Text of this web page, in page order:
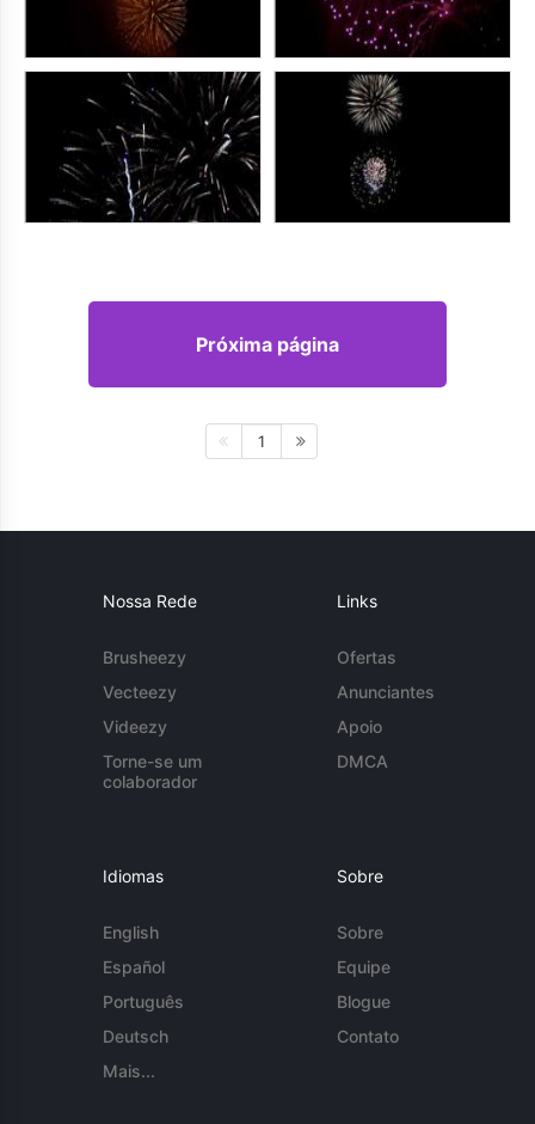
Próxima página
1
Nossa Rede
Brusheezy
Vecteezy
Videezy
Torne-se um
colaborador
Links
Ofertas
Anunciantes
Apoio
DMCA
Idiomas
English
Español
Português
Deutsch
Mais...
Sobre
Sobre
Equipe
Blogue
Contato